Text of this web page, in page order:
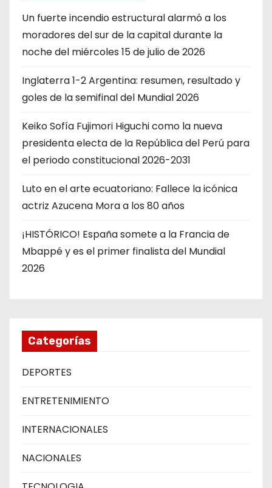
Un fuerte incendio estructural alarmó a los
moradores del sur de la capital durante la
noche del miércoles 15 de julio de 2026
Inglaterra 1-2 Argentina: resumen, resultado y
goles de la semifinal del Mundial 2026
Keiko Sofía Fujimori Higuchi como la nueva
presidenta electa de la República del Perú para
el periodo constitucional 2026-2031
Luto en el arte ecuatoriano: Fallece la icónica
actriz Azucena Mora a los 80 años
¡HISTÓRICO! España somete a la Francia de
Mbappé y es el primer finalista del Mundial
2026
Categorías
DEPORTES
ENTRETENIMIENTO
INTERNACIONALES
NACIONALES